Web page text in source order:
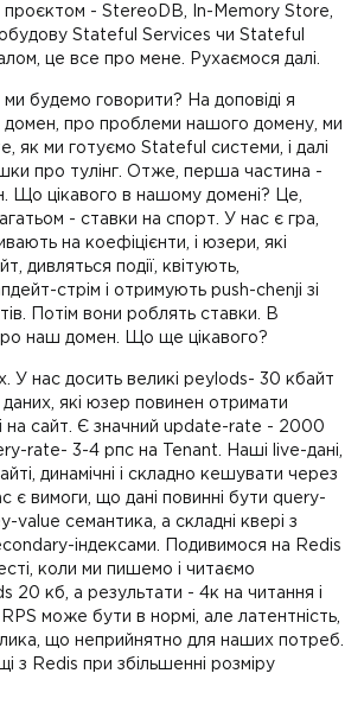
проєктом - StereoDB, In-Memory Store,
Stateful Services чи Stateful
це все про мене. Рухаємося далі.
будемо говорити? На доповіді я
домен, про проблеми нашого домену, ми
як ми готуємо Stateful системи, і далі
про тулінг. Отже, перша частина -
Що цікавого в нашому домені? Це,
- ставки на спорт. У нас є гра,
на коефіцієнти, і юзери, які
дивляться події, квітують,
стрім і отримують push-chenji зі
Потім вони роблять ставки. В
наш домен. Що ще цікавого?
У нас досить великі peylods- 30 кбайт
які юзер повинен отримати
на сайт. Є значний update-rate - 2000
rate- 3-4 рпс на Tenant. Наші live-дані,
динамічні і складно кешувати через
є вимоги, що дані повинні бути query-
value семантика, а складні квері з
індексами. Подивимося на Redis
коли ми пишемо і читаємо
20 кб, а результати - 4к на читання і
може бути в нормі, але латентність,
що неприйнятно для наших потреб.
з Redis при збільшенні розміру